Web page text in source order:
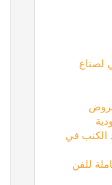
لصناع
الكنب في
للفن